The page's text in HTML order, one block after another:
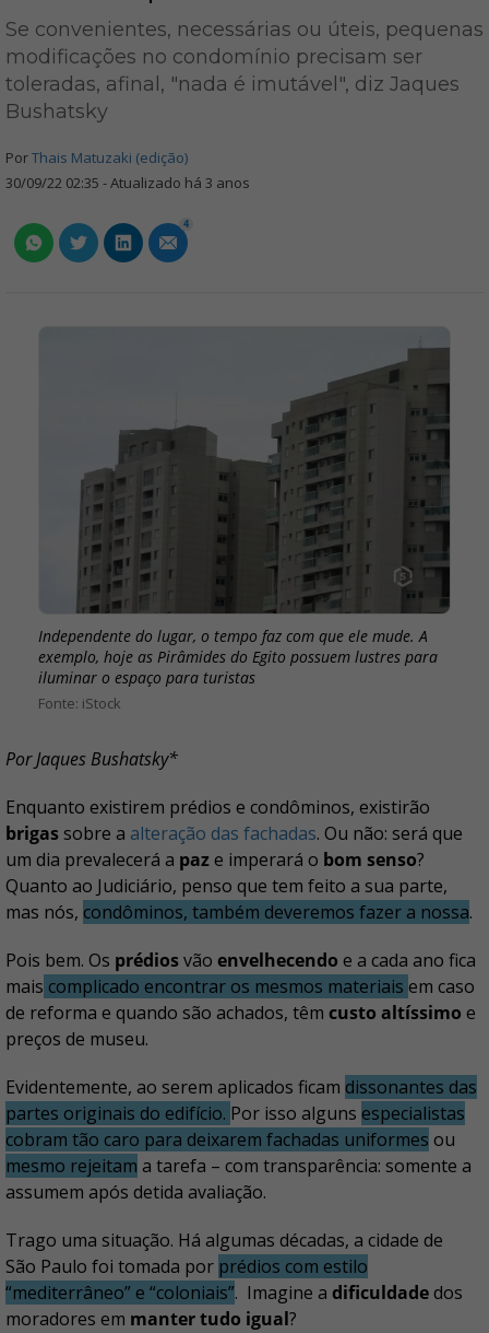
Se convenientes, necessárias ou úteis, pequenas
modificações no condomínio precisam ser
toleradas, afinal, "nada é imutável", diz Jaques
Bushatsky
PorThais Matuzaki (edição)
30/09/22 02:35 - Atualizado há 3 anos
4
Independente do lugar, o tempo faz com que ele mude. A
exemplo, hoje as Pirâmides do Egito possuem lustres para
iluminar o espaço para turistas
iStock
Por Jaques Bushatsky*
Enquanto existirem prédios e condôminos, existirão
brigas sobre a alteração das fachadas. Ou não: será que
um dia prevalecerá a paze imperará o bom senso?
Quanto ao Judiciário, penso que tem feito a sua parte,
mas nós, condôminos, também deveremos fazer a nossa.
Pois bem. Os prédiosvão envelhecendo e a cada ano fica
mais complicado encontrar os mesmos materiais em caso
de reforma e quando são achados, têm custo altíssimo e
preços de museu.
Evidentemente, ao serem aplicados ficam dissonantes das
partes originais do edifício. Por isso alguns especialistas
cobram tão caro para deixarem fachadas uniformes ou
mesmo rejeitam a tarefa – com transparência: somente a
assumem após detida avaliação.
Trago uma situação. Há algumas décadas, a cidade de
São Paulo foi tomada por prédios com estilo
“mediterrâneo” e “coloniais”. Imagine a dificuldadedos
moradores em manter tudo igual?